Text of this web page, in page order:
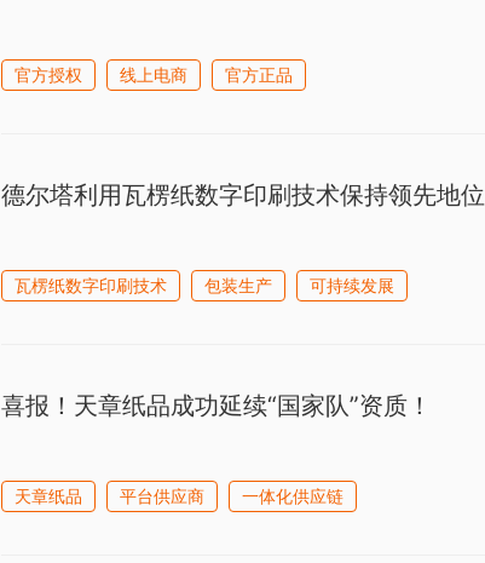
官方授权 线上电商 官方正品
德尔塔利用瓦楞纸数字印刷技术保持领先地位
瓦楞纸数字印刷技术 包装生产 可持续发展
喜报！天章纸品成功延续“国家队”资质！
天章纸品 平台供应商 一体化供应链